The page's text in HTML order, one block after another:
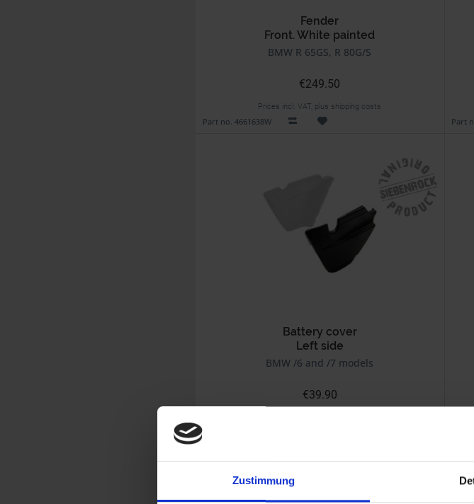
Zustimmung
Fender
Front. White painted
BMW R 65GS, R 80G/S
€249.50
Prices incl. VAT, plus shipping costs
Part no. 4661638W Part
Battery cover
Left side
BMW /6 and /7 models
€39.90